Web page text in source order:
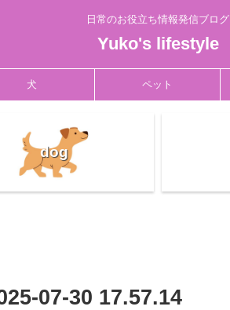
日常のお役立ち情報発信ブログ
Yuko's lifestyle
犬 ペット
dog
07-30 17.57.14